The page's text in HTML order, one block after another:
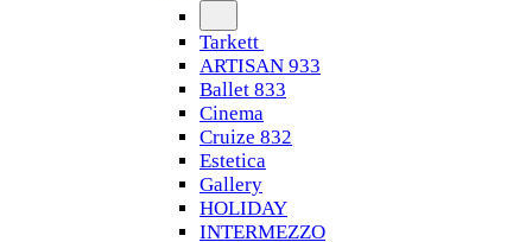
Tarkett
ARTISAN 933
Ballet 833
Cinema
Cruize 832
Estetica
Gallery
HOLIDAY
INTERMEZZO